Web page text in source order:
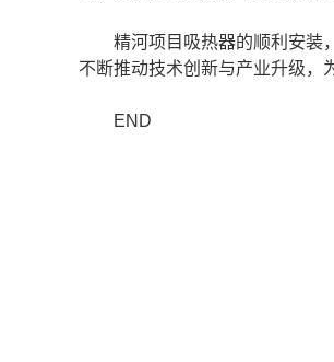
精河项目吸热器的顺利安装，
不断推动技术创新与产业升级，
END